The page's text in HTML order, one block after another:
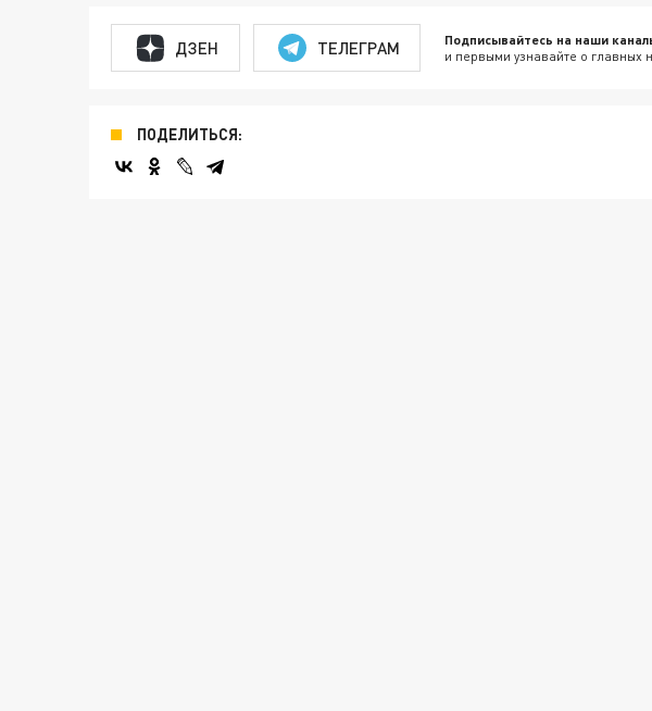
ДЗЕН ТЕЛЕГРАМ Подписывайтесь на наши
и первыми узнавайте о главных
ПОДЕЛИТЬСЯ: